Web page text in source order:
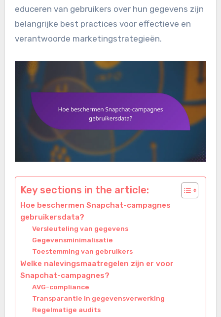
educeren van gebruikers over hun gegevens zijn
belangrijke best practices voor effectieve en
verantwoorde marketingstrategieën.
Key sections in the article:
Hoe beschermen Snapchat-campagnes
gebruikersdata?
Versleuteling van gegevens
Gegevensminimalisatie
Toestemming van gebruikers
Welke nalevingsmaatregelen zijn er voor
Snapchat-campagnes?
AVG-compliance
Transparantie in gegevensverwerking
Regelmatige audits